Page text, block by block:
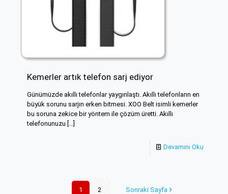
Kemerler artık telefon sarj ediyor
Günümüzde akıllı telefonlar yaygınlaştı. Akıllı telefonların en
büyük sorunu sarjın erken bitmesi. XOO Belt isimli kemerler
bu soruna zekice bir yöntem ile çözüm üretti. Akıllı
telefonunuzu
Devamını Oku
1 2 Sonraki Sayfa